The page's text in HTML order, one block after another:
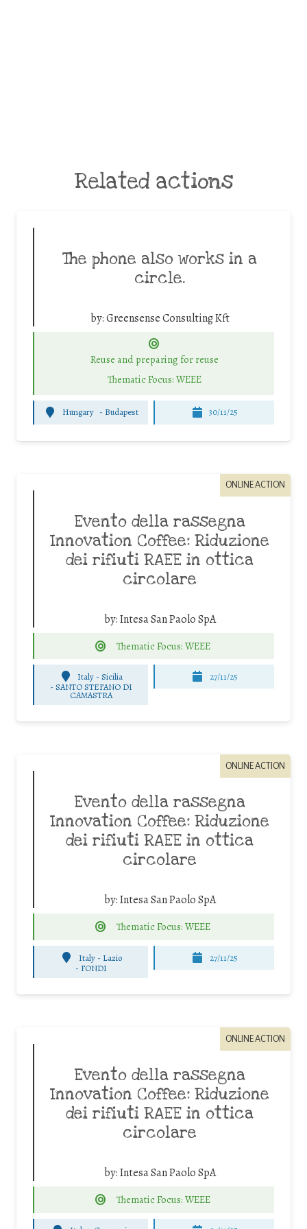
Related actions
The phone also works in a
circle.
by:Greensense Consulting Kft
Reuse and preparing for reuse
Thematic Focus: WEEE
Hungary - Budapest 30/11/25
ONLINE ACTION
Evento della rassegna
Innovation Coffee: Riduzione
dei rifiuti RAEE in ottica
circolare
by:Intesa San Paolo SpA
Thematic Focus: WEEE
Italy - Sicilia
- SANTO STEFANO DI
CAMASTRA
27/11/25
ONLINE ACTION
Evento della rassegna
Innovation Coffee: Riduzione
dei rifiuti RAEE in ottica
circolare
by:Intesa San Paolo SpA
Thematic Focus: WEEE
Italy - Lazio
- FONDI
27/11/25
ONLINE ACTION
Evento della rassegna
Innovation Coffee: Riduzione
dei rifiuti RAEE in ottica
circolare
by:Intesa San Paolo SpA
Thematic Focus: WEEE